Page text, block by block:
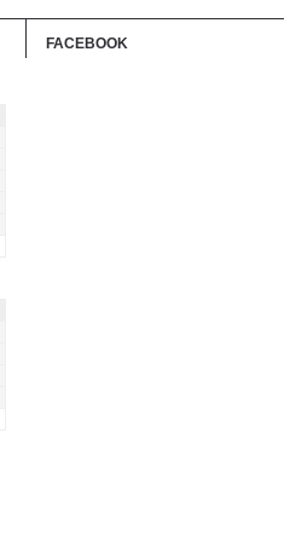
FACEBOOK